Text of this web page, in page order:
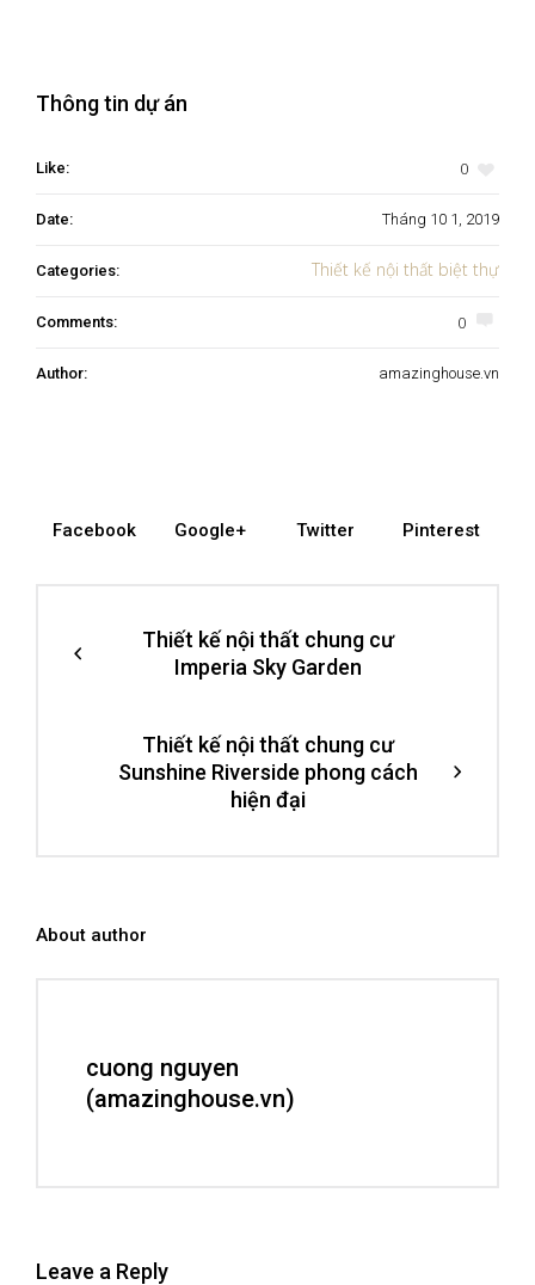
Thông tin dự án
Like: 0
Date: Tháng 10 1, 2019
Categories: Thiết kế nội thất biệt thự
Comments: 0
Author: amazinghouse.vn
Facebook Google+ Twitter Pinterest
Thiết kế nội thất chung cư
Imperia Sky Garden
Thiết kế nội thất chung cư
Sunshine Riverside phong cách
hiện đại
About author
cuong nguyen
(amazinghouse.vn)
Leave a Reply